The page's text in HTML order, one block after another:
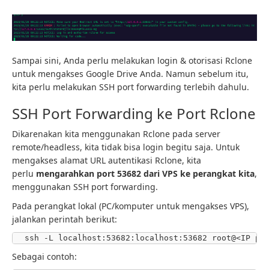
Sampai sini, Anda perlu melakukan login & otorisasi Rclone
untuk mengakses Google Drive Anda. Namun sebelum itu,
kita perlu melakukan SSH port forwarding terlebih dahulu.
SSH Port Forwarding ke Port Rclone
Dikarenakan kita menggunakan Rclone pada server
remote/headless, kita tidak bisa login begitu saja. Untuk
mengakses alamat URL autentikasi Rclone, kita
perlu mengarahkan port 53682 dari VPS ke perangkat kita,
menggunakan SSH port forwarding.
Pada perangkat lokal (PC/komputer untuk mengakses VPS),
jalankan perintah berikut:
Sebagai contoh: